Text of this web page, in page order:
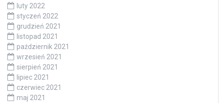
luty 2022
styczeń 2022
grudzień 2021
listopad 2021
październik 2021
wrzesień 2021
sierpień 2021
lipiec 2021
czerwiec 2021
maj 2021